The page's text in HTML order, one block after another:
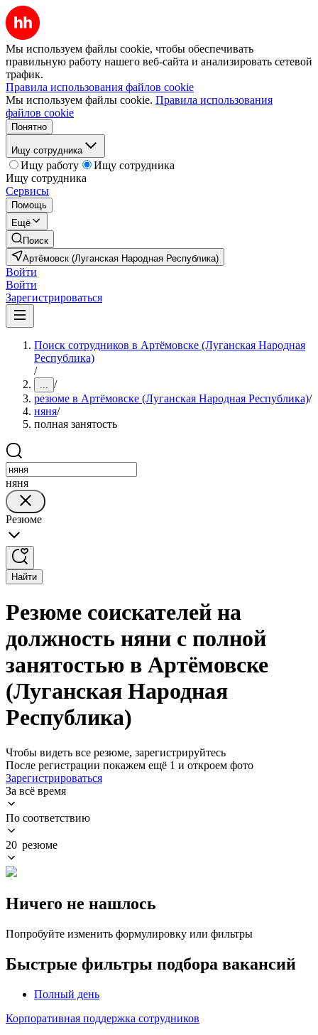
Мы используем файлы cookie, чтобы обеспечивать
правильную работу нашего веб-сайта и анализировать сетевой
трафик.
Правила использования файлов cookie
Мы используем файлы cookie. Правила использования
файлов cookie
Понятно
Ищу сотрудника
Ищу работу
Ищу сотрудника
Ищу сотрудника
Сервисы
Помощь
Ещё
Поиск
Артёмовск (Луганская Народная Республика)
Войти
Войти
Зарегистрироваться
Поиск сотрудников в Артёмовске (Луганская Народная
Республика)
/
... /
резюме в Артёмовске (Луганская Народная Республика)/
няня/
полная занятость
няня
Резюме
Найти
Резюме соискателей на
должность няни с полной
занятостью в Артёмовске
(Луганская Народная
Республика)
Чтобы видеть все резюме, зарегистрируйтесь
После регистрации покажем ещё 1 и откроем фото
Зарегистрироваться
За всё время
По соответствию
20 резюме
Ничего не нашлось
Попробуйте изменить формулировку или фильтры
Быстрые фильтры подбора вакансий
Полный день
Корпоративная поддержка сотрудников